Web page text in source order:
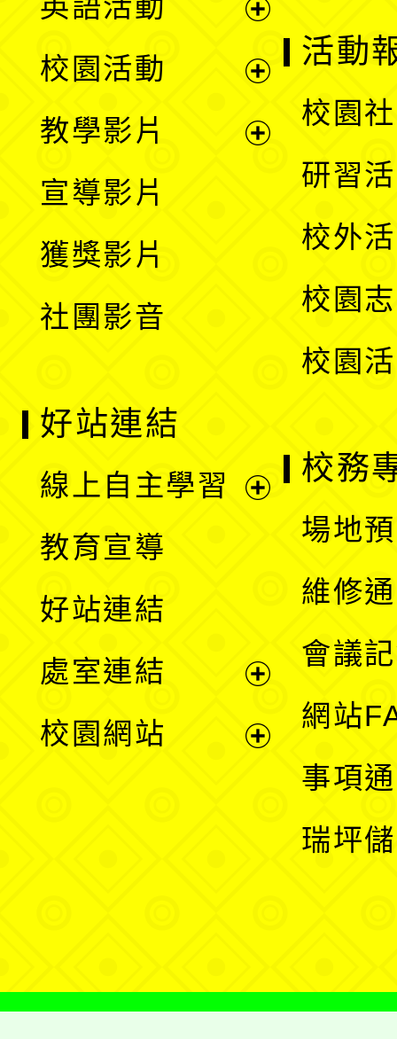
英語活動
選
校園活動
教學影片
宣導影片
獲獎影片
社團影音
活動
校園
研習
校外
校園
校園
好站連結
線上自主學習
單
教育宣導
好站連結
處室連結
校園網站
校務
場地
維修
會議
網站
事項
瑞坪